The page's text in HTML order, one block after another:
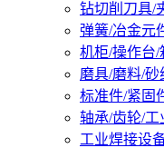
钻切削刀具/
弹簧/冶金元
机柜/操作台/
磨具/磨料/砂
标准件/紧固
轴承/齿轮/工
工业焊接设